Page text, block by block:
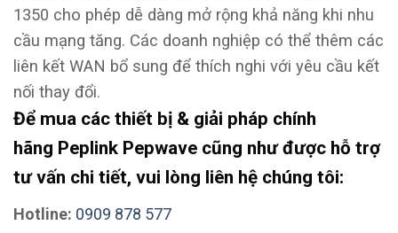
1350 cho phép dễ dàng mở rộng khả năng khi nhu
cầu mạng tăng. Các doanh nghiệp có thể thêm các
liên kết WAN bổ sung để thích nghi với yêu cầu kết
nối thay đổi.
Để mua các thiết bị & giải pháp chính
hãng Peplink Pepwave cũng như được hỗ trợ
tư vấn chi tiết, vui lòng liên hệ chúng tôi:
Hotline: 0909 878 577